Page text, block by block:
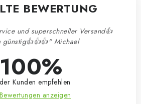
BEWERTUNG
und superschneller Versand👍
günstig👍👍👍" Michael
100%
der Kunden empfehlen
Bewertungen anzeigen